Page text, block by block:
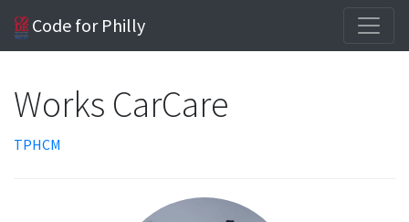
Code for Philly
Works CarCare
TPHCM